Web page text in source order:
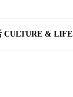
CULTURE & LIFE